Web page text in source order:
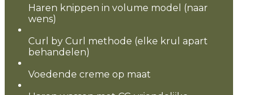
Haren knippen in volume model (naar
wens)
Curl by Curl methode (elke krul apart
behandelen)
Voedende creme op maat